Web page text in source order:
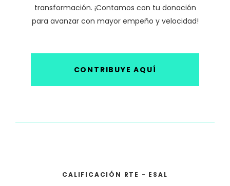
transformación. ¡Contamos con tu donación
para avanzar con mayor empeño y velocidad!
CONTRIBUYE AQUÍ
CALIFICACIÓN RTE - ESAL